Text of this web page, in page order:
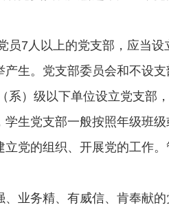
员7 人以上的党支部，应当
产生。党支部委员会和不设
）级以下单位设立党支部，
学生党支部一般按照年级班
立党的组织、开展党的工作
务精、有威信、肯奉献的